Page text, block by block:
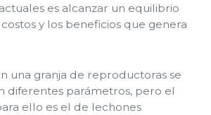
es alcanzar un equilibrio
y los beneficios que genera
una granja de reproductoras se
diferentes parámetros, pero el
ello es el de lechones